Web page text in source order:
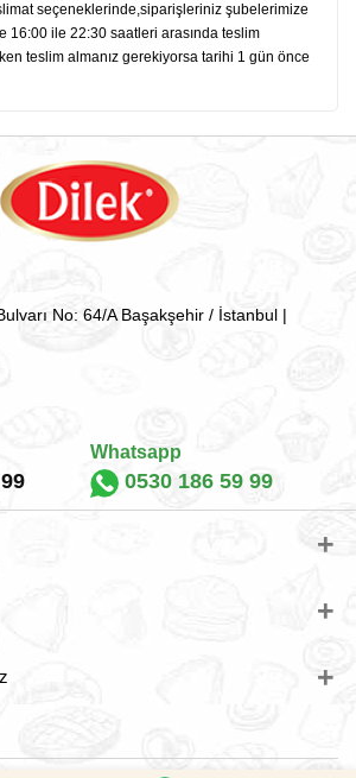
seçeneklerinde,siparişleriniz şubelerimize
16:00 ile 22:30 saatleri arasında teslim
teslim almanız gerekiyorsa tarihi 1 gün önce
No: 64/A Başakşehir / İstanbul |
Whatsapp
0530 186 59 99
Şartları
Güvenliği